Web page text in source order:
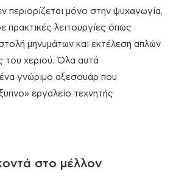
περιορίζεται μόνο στην ψυχαγωγία,
πρακτικές λειτουργίες όπως
μηνυμάτων και εκτέλεση απλών
του χεριού. Όλα αυτά
γνώριμο αξεσουάρ που
εργαλείο τεχνητής
στο μέλλον